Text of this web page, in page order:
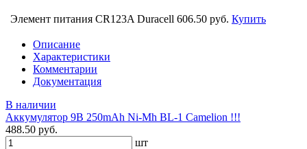
Элемент питания CR123A Duracell 606.50 руб. Купить
Описание
Характеристики
Комментарии
Документация
В наличии
Аккумулятор 9В 250mAh Ni-Mh BL-1 Camelion !!!
488.50 руб.
шт